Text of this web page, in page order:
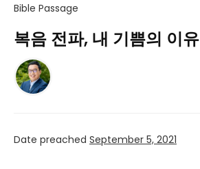
Bible Passage
복음 전파, 내 기쁨의 이유
Date preached September 5, 2021